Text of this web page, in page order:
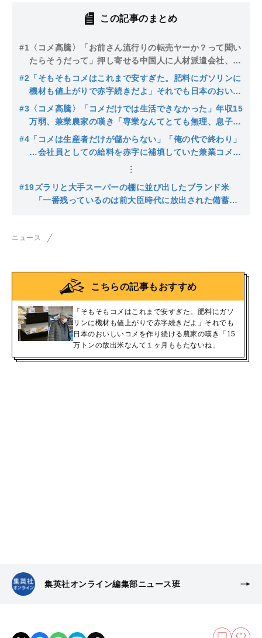
この記事のまとめ
#1 〈コメ高騰〉「お前さん流行りの転売ヤーか？って聞い
たらそうだって」押し寄せる中国人に人材派遣会社、ブ
ローカー…コメ農家が語る値上がり“元凶”の正体「平成
のときよりタチ悪いね」
#2 「そもそもコメはこれまで安すぎた。肥料にガソリンに
機材も値上がりで赤字続きだよ」それでも日本のおいし
いコメを作り続ける農家の嘆き「15万トンの放出米なん
て１ヶ月ももたないね」
#3 〈コメ高騰〉「コメだけでは生活できなかった」年収15
万弱、兼業農家の嘆き「専業なんてとても無理、息子に
継げとはとてもいえない」それでも田んぼでコメを作り
続ける切実な理由
#4 「コメは生産者だけが儲からない」「俺の代で終わり」
…会社員としての給料を赤字に補填していた兼業コメ農
家の嘆き「近い将来、国産米は金持ちしか食べられなく
#19ズラリと大手スーパーの棚に並び出したブランド米
「一番残っているのは前大臣時代に放出された備蓄
ニュース
こちらの記事もおすすめ
「そもそもコメはこれまで安すぎた。肥料にガソ
リンに機材も値上がりで赤字続きだよ」それでも
日本のおいしいコメを作り続ける農家の嘆き「15
万トンの放出米なんて１ヶ月ももたないね」
集英社オンライン編集部ニュース班